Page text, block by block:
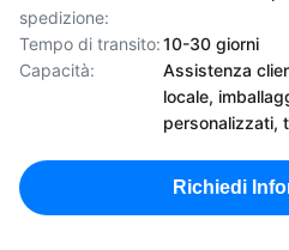
spedizione:
Tempo di transito:10-30 giorni
Capacità:
Assistenza
locale,
personalizzati,
Richiedi